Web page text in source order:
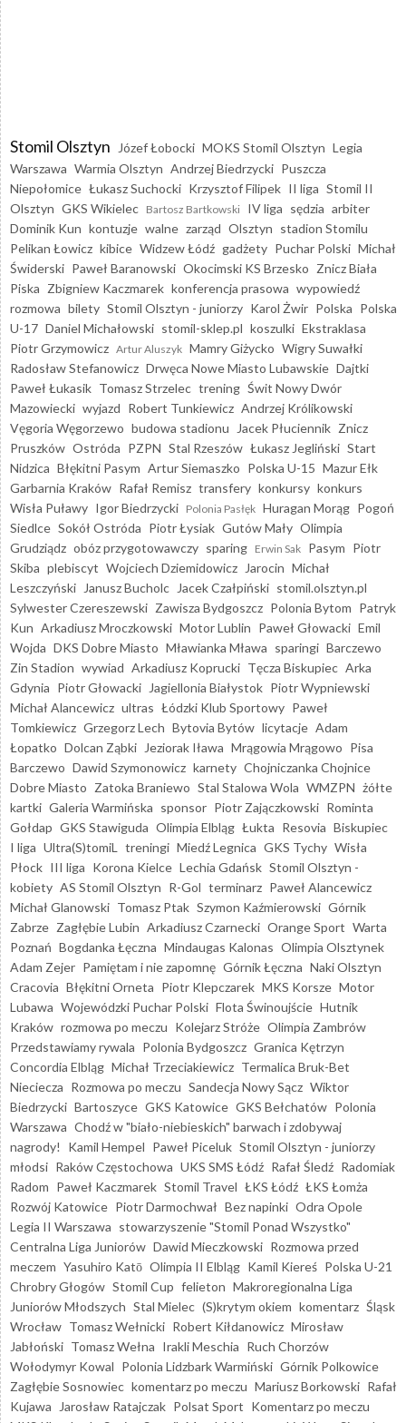
Stomil Olsztyn Józef Łobocki MOKS Stomil Olsztyn Legia
Warszawa Warmia Olsztyn Andrzej Biedrzycki Puszcza
Niepołomice Łukasz Suchocki Krzysztof Filipek II liga Stomil II
Olsztyn GKS Wikielec Bartosz Bartkowski IV liga sędzia arbiter
Dominik Kun kontuzje walne zarząd Olsztyn stadion Stomilu
Pelikan Łowicz kibice Widzew Łódź gadżety Puchar Polski Michał
Świderski Paweł Baranowski Okocimski KS Brzesko Znicz Biała
Piska Zbigniew Kaczmarek konferencja prasowa wypowiedź
rozmowa bilety Stomil Olsztyn - juniorzy Karol Żwir Polska Polska
U-17 Daniel Michałowski stomil-sklep.pl koszulki Ekstraklasa
Piotr Grzymowicz Artur Aluszyk Mamry Giżycko Wigry Suwałki
Radosław Stefanowicz Drwęca Nowe Miasto Lubawskie Dajtki
Paweł Łukasik Tomasz Strzelec trening Świt Nowy Dwór
Mazowiecki wyjazd Robert Tunkiewicz Andrzej Królikowski
Vęgoria Węgorzewo budowa stadionu Jacek Płuciennik Znicz
Pruszków Ostróda PZPN Stal Rzeszów Łukasz Jegliński Start
Nidzica Błękitni Pasym Artur Siemaszko Polska U-15 Mazur Ełk
Garbarnia Kraków Rafał Remisz transfery konkursy konkurs
Wisła Puławy Igor Biedrzycki Polonia Pasłęk Huragan Morąg Pogoń
Siedlce Sokół Ostróda Piotr Łysiak Gutów Mały Olimpia
Grudziądz obóz przygotowawczy sparing Erwin Sak Pasym Piotr
Skiba plebiscyt Wojciech Dziemidowicz Jarocin Michał
Leszczyński
Janusz Bucholc Jacek Czałpiński stomil.olsztyn.pl
Sylwester Czereszewski Zawisza Bydgoszcz Polonia Bytom Patryk
Kun Arkadiusz Mroczkowski Motor Lublin Paweł Głowacki Emil
Wojda DKS Dobre Miasto Mławianka Mława sparingi Barczewo
Zin Stadion wywiad Arkadiusz Koprucki Tęcza Biskupiec Arka
Gdynia Piotr Głowacki Jagiellonia Białystok Piotr Wypniewski
Michał Alancewicz ultras Łódzki Klub Sportowy Paweł
Tomkiewicz Grzegorz Lech Bytovia Bytów licytacje Adam
Łopatko Dolcan Ząbki Jeziorak Iława Mrągowia Mrągowo Pisa
Barczewo Dawid Szymonowicz karnety Chojniczanka Chojnice
Dobre Miasto Zatoka Braniewo Stal Stalowa Wola WMZPN żółte
kartki Galeria Warmińska sponsor Piotr Zajączkowski Rominta
Gołdap GKS Stawiguda Olimpia Elbląg Łukta Resovia Biskupiec
I liga Ultra(S)tomiL treningi Miedź Legnica GKS Tychy Wisła
Płock III liga Korona Kielce Lechia Gdańsk Stomil Olsztyn -
kobiety AS Stomil Olsztyn R-Gol terminarz Paweł Alancewicz
Michał Glanowski Tomasz Ptak Szymon Kaźmierowski Górnik
Zabrze Zagłębie Lubin Arkadiusz Czarnecki Orange Sport Warta
Poznań Bogdanka Łęczna Mindaugas Kalonas Olimpia Olsztynek
Adam Zejer Pamiętam i nie zapomnę Górnik Łęczna Naki Olsztyn
Cracovia Błękitni Orneta Piotr Klepczarek MKS Korsze Motor
Lubawa Wojewódzki Puchar Polski Flota Świnoujście Hutnik
Kraków rozmowa po meczu Kolejarz Stróże Olimpia Zambrów
Przedstawiamy rywala Polonia Bydgoszcz Granica Kętrzyn
Concordia Elbląg Michał Trzeciakiewicz Termalica Bruk-Bet
Nieciecza Rozmowa po meczu Sandecja Nowy Sącz Wiktor
Biedrzycki Bartoszyce GKS Katowice GKS Bełchatów Polonia
Warszawa Chodź w "biało-niebieskich" barwach i zdobywaj
nagrody!
Kamil Hempel Paweł Piceluk Stomil Olsztyn - juniorzy
młodsi Raków Częstochowa UKS SMS Łódź Rafał Śledź Radomiak
Radom Paweł Kaczmarek Stomil Travel ŁKS Łódź ŁKS Łomża
Rozwój Katowice Piotr Darmochwał Bez napinki Odra Opole
Legia II Warszawa stowarzyszenie "Stomil Ponad Wszystko"
Centralna Liga Juniorów Dawid Mieczkowski Rozmowa przed
meczem Yasuhiro Katō Olimpia II Elbląg Kamil Kiereś Polska U-21
Chrobry Głogów Stomil Cup felieton Makroregionalna Liga
Juniorów Młodszych Stal Mielec (S)krytym okiem komentarz Śląsk
Wrocław Tomasz Wełnicki Robert Kiłdanowicz Mirosław
Jabłoński Tomasz Wełna Irakli Meschia Ruch Chorzów
Wołodymyr Kowal Polonia Lidzbark Warmiński Górnik Polkowice
Zagłębie Sosnowiec komentarz po meczu Mariusz Borkowski Rafał
Kujawa
Jarosław Ratajczak Polsat Sport Komentarz po meczu